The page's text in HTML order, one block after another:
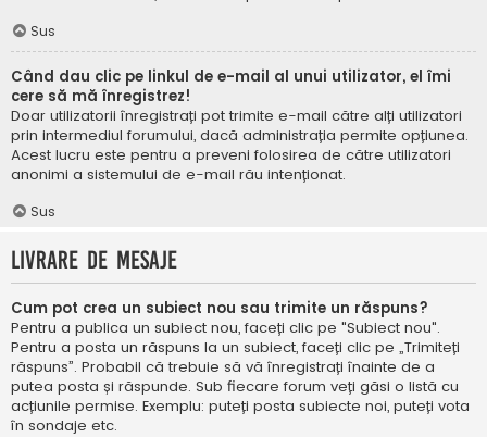
Sus
Când dau clic pe linkul de e-mail al unui utilizator, el îmi
cere să mă înregistrez!
Doar utilizatorii înregistrați pot trimite e-mail către alți utilizatori
prin intermediul forumului, dacă administrația permite opțiunea.
Acest lucru este pentru a preveni folosirea de către utilizatori
anonimi a sistemului de e-mail rău intenționat.
Sus
Livrare de mesaje
Cum pot crea un subiect nou sau trimite un răspuns?
Pentru a publica un subiect nou, faceți clic pe "Subiect nou".
Pentru a posta un răspuns la un subiect, faceți clic pe „Trimiteți
răspuns”. Probabil că trebuie să vă înregistrați înainte de a
putea posta și răspunde. Sub fiecare forum veți găsi o listă cu
acțiunile permise. Exemplu: puteți posta subiecte noi, puteți vota
în sondaje etc.